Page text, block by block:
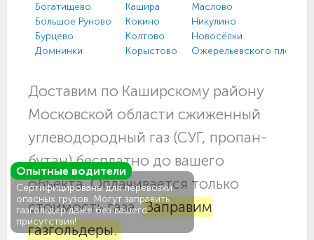
Богатищево
Большое Руново
Бурцево
Домнинки
Кашира
Кокино
Колтово
Корыстово
Маслово
Никулино
Новосёлки
Ожерельевского
Доставим по Каширскому району
Московской области сжиженный
углеводородный газ (СУГ, пропан-
бутан) бесплатно до вашего
объекта. Оплачивается только
стоимость газа. Заправим
газгольдеры.
Опытные водители
Сертифицированы для перевозки
опасных грузов. Могут заправить
газгольдер даже без вашего
присутствия!